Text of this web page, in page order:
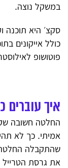
במשקל נוצה.
סקצ׳ היא תוכנה
כולל אייקונים
פוטושופ
איך
החלטה חשובה
אמיתי. כך לא
שהתקבלה
את גרסת הטרייל